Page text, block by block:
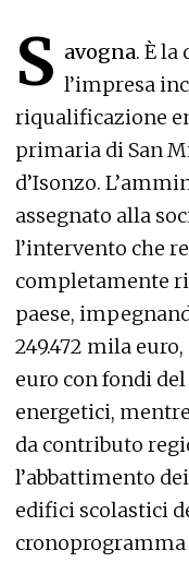
S avogna. È
l’impresa
riqualificazione
primaria di San
d’Isonzo.
assegnato alla
l’intervento che
completamente
paese,
249.472 mila
euro con fondi
energetici,
da contributo
l’abbattimento
edifici scolastici